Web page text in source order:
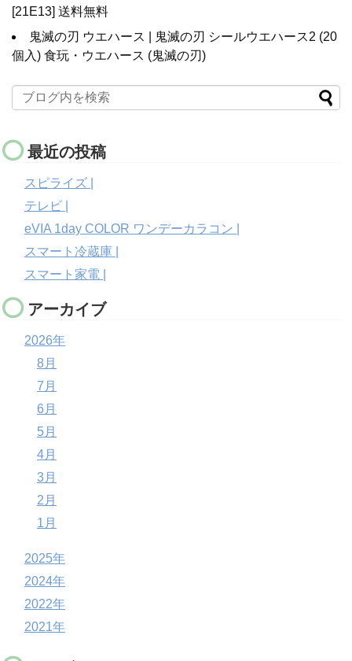
[21E13] 送料無料
鬼滅の刃 ウエハース | 鬼滅の刃 シールウエハース2 (20
個入) 食玩・ウエハース (鬼滅の刃)
最近の投稿
スピライズ |
テレビ |
eVIA 1day COLOR ワンデーカラコン |
スマート冷蔵庫 |
スマート家電 |
アーカイブ
2026年
8月
7月
6月
5月
4月
3月
2月
1月
2025年
2024年
2022年
2021年